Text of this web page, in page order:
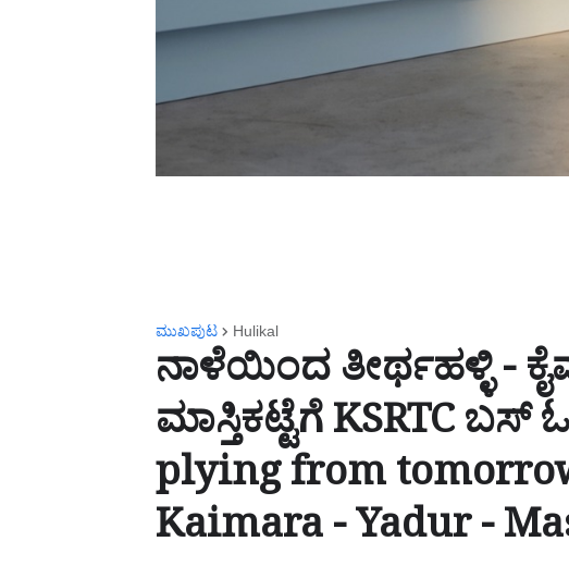
ಮುಖಪುಟ Hulikal
ನಾಳೆಯಿಂದ ತೀರ್ಥಹಳ್ಳಿ -
ಮಾಸ್ತಿಕಟ್ಟೆಗೆ KSRTC ಬಸ್
plying from
Kaimara - Yadur -